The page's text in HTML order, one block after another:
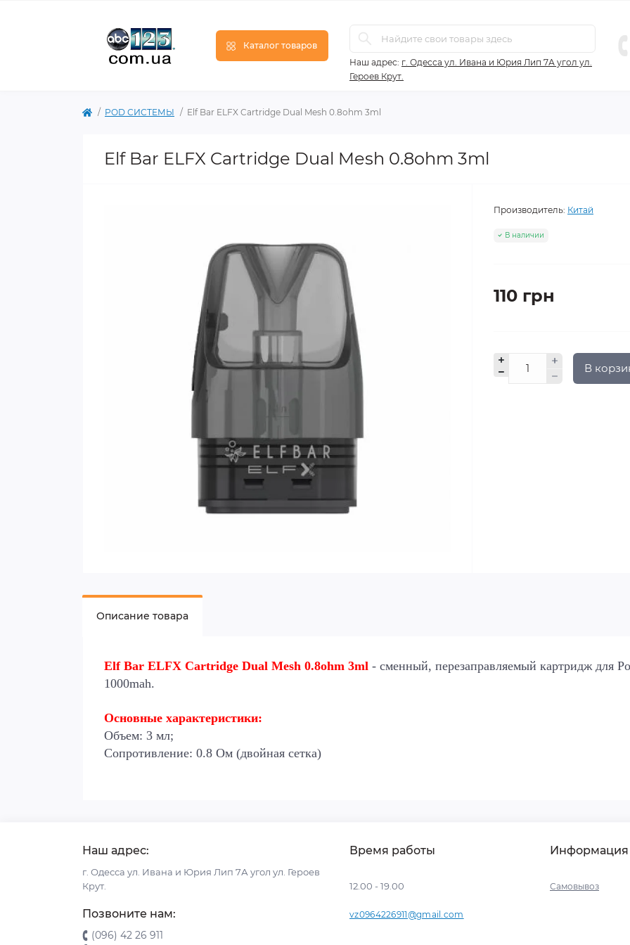
Каталог товаров
Наш адрес: г. Одесса ул. Ивана и Юрия Лип 7А угол ул.
Героев Крут.
POD СИСТЕМЫ Elf Bar ELFX Cartridge Dual Mesh 0.8ohm 3ml
Elf Bar ELFX Cartridge Dual Mesh 0.8ohm 3ml
Производитель: Китай
В наличии
110 грн
В
Описание товара
Elf Bar ELFX Cartridge Dual Mesh 0.8ohm 3ml - сменный, перезаправляемый картридж для
1000mah.
Основные характеристики:
Объем: 3 мл;
Сопротивление: 0.8 Ом (двойная сетка)
Наш адрес:
г. Одесса ул. Ивана и Юрия Лип 7А угол ул. Героев
Крут.
Позвоните нам:
(096) 42 26 911
Время работы
12.00 - 19.00
vz0964226911@gmail.com
Информация
Самовывоз